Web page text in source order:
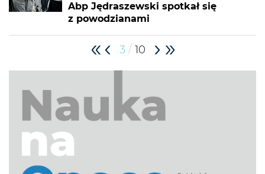
Abp Jędraszewski spotkał się
z powodzianami
3 / 10